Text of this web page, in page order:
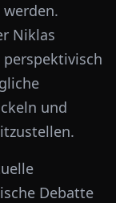
Niklas
und
Debatte